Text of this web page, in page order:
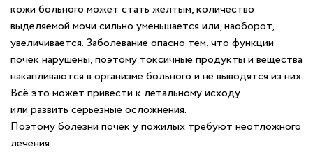
кожи больного может стать жёлтым, количество
выделяемой мочи сильно уменьшается или, наоборот,
увеличивается. Заболевание опасно тем, что функции
почек нарушены, поэтому токсичные продукты и вещества
накапливаются в организме больного и не выводятся из них.
Всё это может привести к летальному исходу
или развить серьезные осложнения.
Поэтому болезни почек у пожилых требуют неотложного
лечения.